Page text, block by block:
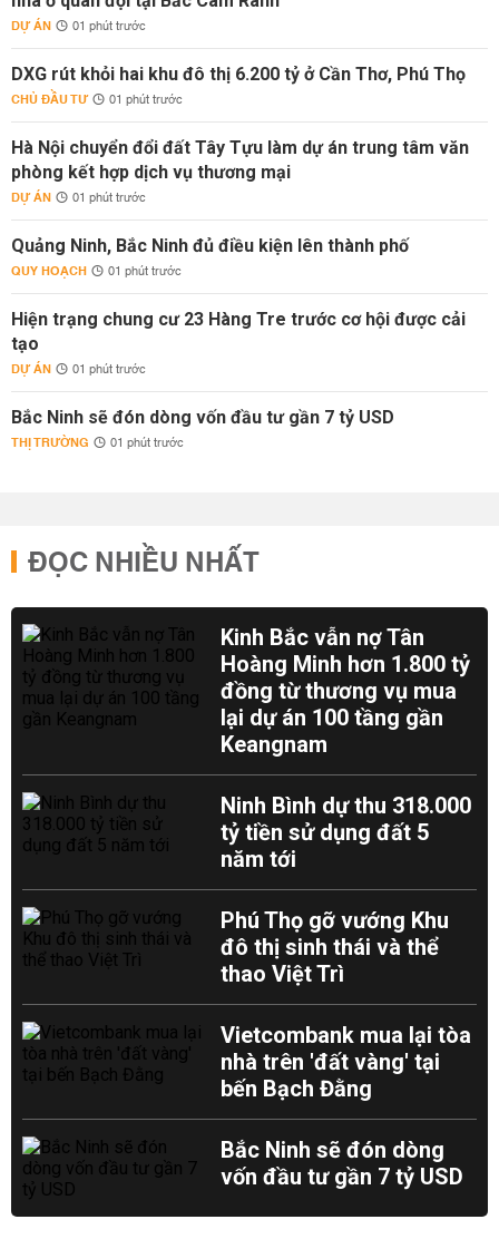
DỰ ÁN 01 phút trước
DXG rút khỏi hai khu đô thị 6.200 tỷ ở Cần Thơ, Phú Thọ
CHỦ ĐẦU TƯ 01 phút trước
Hà Nội chuyển đổi đất Tây Tựu làm dự án trung tâm văn
phòng kết hợp dịch vụ thương mại
DỰ ÁN 01 phút trước
Quảng Ninh, Bắc Ninh đủ điều kiện lên thành phố
QUY HOẠCH 01 phút trước
Hiện trạng chung cư 23 Hàng Tre trước cơ hội được cải
tạo
DỰ ÁN 01 phút trước
Bắc Ninh sẽ đón dòng vốn đầu tư gần 7 tỷ USD
THỊ TRƯỜNG 01 phút trước
ĐỌC NHIỀU NHẤT
Kinh Bắc vẫn nợ Tân
Hoàng Minh hơn 1.800 tỷ
đồng từ thương vụ mua
lại dự án 100 tầng gần
Keangnam
Ninh Bình dự thu 318.000
tỷ tiền sử dụng đất 5
năm tới
Phú Thọ gỡ vướng Khu
đô thị sinh thái và thể
thao Việt Trì
Vietcombank mua lại tòa
nhà trên 'đất vàng' tại
bến Bạch Đằng
Bắc Ninh sẽ đón dòng
vốn đầu tư gần 7 tỷ USD